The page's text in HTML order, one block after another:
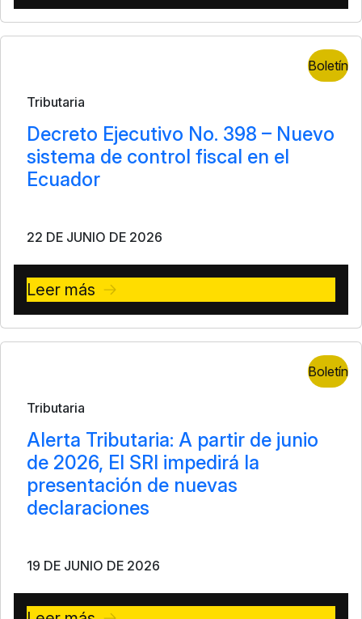
Boletín
Tributaria
Decreto Ejecutivo No. 398 – Nuevo
sistema de control fiscal en el
Ecuador
22 DE JUNIO DE 2026
Leer más
Boletín
Tributaria
Alerta Tributaria: A partir de junio
de 2026, El SRI impedirá la
presentación de nuevas
declaraciones
19 DE JUNIO DE 2026